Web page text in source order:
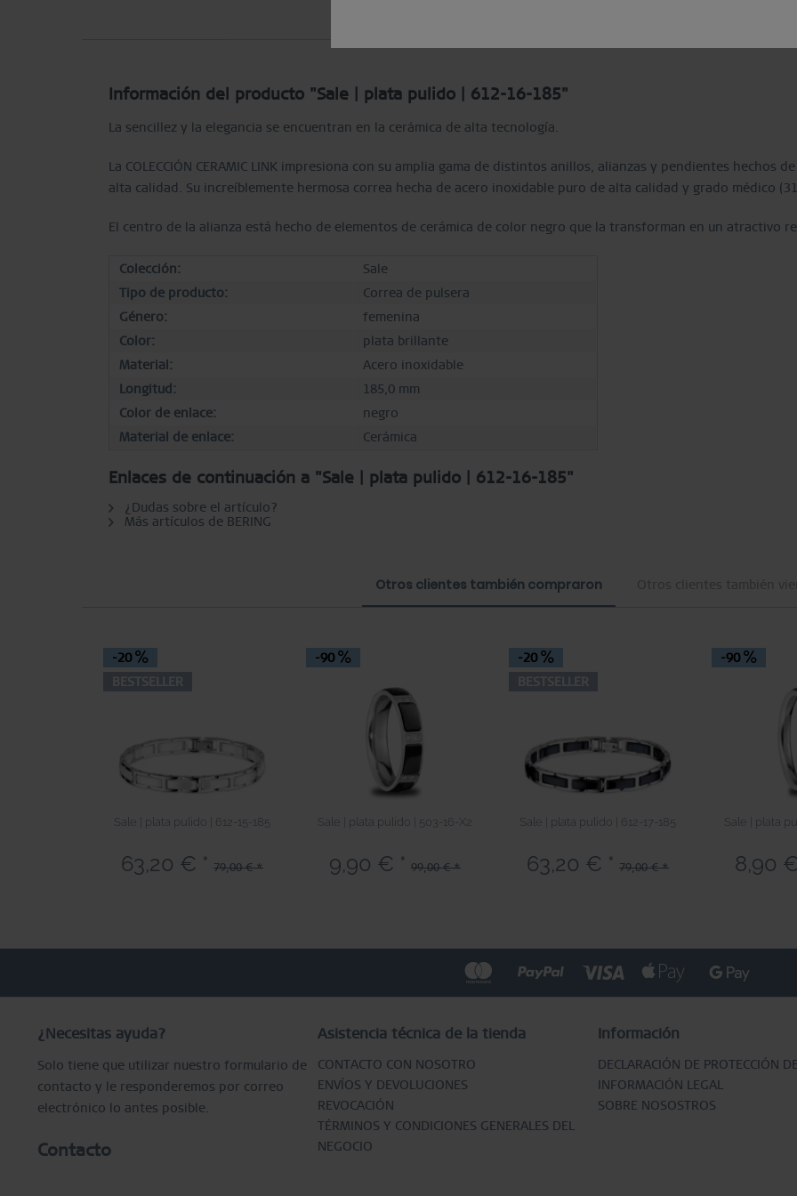
Información del producto "Sale | plata pulido | 612-16-185"
La sencillez y la elegancia se encuentran en la cerámica de alta tecnología.
La COLECCIÓN CERAMIC LINK impresiona con su amplia gama de distintos anillos, alianzas y pendientes hechos
alta calidad. Su increíblemente hermosa correa hecha de acero inoxidable puro de alta calidad y grado médico
El centro de la alianza está hecho de elementos de cerámica de color negro que la transforman en un atractivo
Colección:
Sale
Tipo de producto:
Correa de pulsera
Género:
femenina
Color:
plata brillante
Material:
Acero inoxidable
Longitud:
185,0 mm
Color de enlace:
negro
Material de enlace:
Cerámica
Enlaces de continuación a "Sale | plata pulido | 612-16-185"
¿Dudas sobre el artículo?
Más artículos de BERING
Otros clientes también compraron
-20
Sale | plata pulido | 612-15-185
63,20 € * 79,00 € *
-90
Sale | plata pulido | 503-16-X2
9,90 € * 99,00 € *
-20
Sale | plata pulido | 612-17-185
63,20 € * 79,00 € *
-90
Sale | plata
8,90
¿Necesitas ayuda?
Solo tiene que utilizar nuestro formulario de
contacto y le responderemos por correo
electrónico lo antes posible.
Contacto
Asistencia técnica de la tienda
CONTACTO CON NOSOTRO
ENVÍOS Y DEVOLUCIONES
REVOCACIÓN
TÉRMINOS Y CONDICIONES GENERALES DEL
NEGOCIO
Información
DECLARACIÓN DE PROTECCIÓN
INFORMACIÓN LEGAL
SOBRE NOSOSTROS